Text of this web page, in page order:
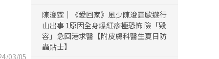
03/05
陳浚霆｜《愛回家》風少陳浚霆歐遊行
山出事 1原因全身爆紅疹極恐怖 險「毀
容」急回港求醫【附皮膚科醫生夏日防
蟲貼士】